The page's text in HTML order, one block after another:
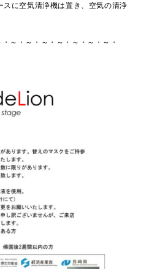
に空気清浄機は置き、空気の清浄
～・～・～・～・～・～・～・